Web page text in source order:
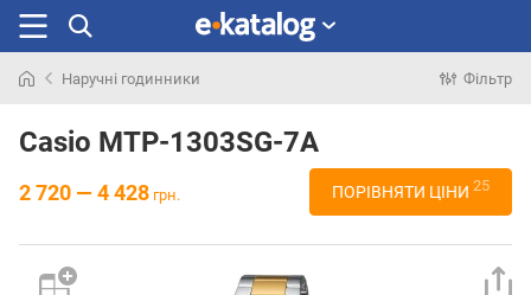
раніше
Наручні годинники Фільтр
Casio MTP-1303SG-7A
2 720 — 4 428 грн. ПОРІВНЯТИ ЦІНИ 25